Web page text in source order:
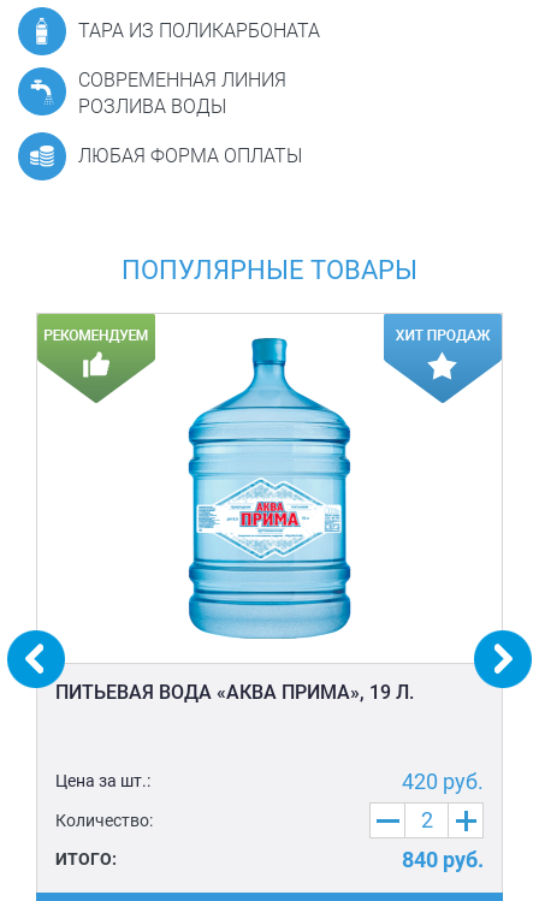
ТАРА ИЗ ПОЛИКАРБОНАТА
СОВРЕМЕННАЯ ЛИНИЯ
РОЗЛИВА ВОДЫ
ЛЮБАЯ ФОРМА ОПЛАТЫ
ПОПУЛЯРНЫЕ ТОВАРЫ
ПИТЬЕВАЯ ВОДА «АКВА ПРИМА», 19 Л.
Цена за шт.: 420 руб.
Количество:
ИТОГО: 840 руб.